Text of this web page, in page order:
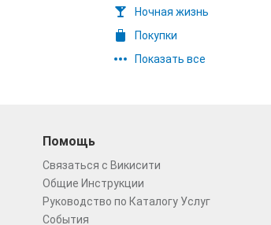
Ночная жизнь
Покупки
Показать все
Помощь
Связаться с Викисити
Общие Инструкции
Руководство по Каталогу Услуг
События